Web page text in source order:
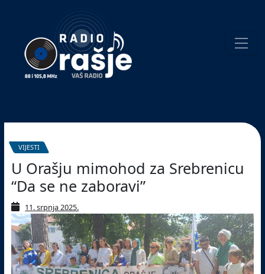
website!
VIJESTI
U Orašju mimohod za Srebrenicu
“Da se ne zaboravi”
11. srpnja 2025.